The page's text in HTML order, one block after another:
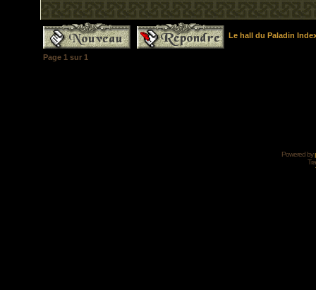
Le hall du Paladin
Page 1 sur 1
Powered by